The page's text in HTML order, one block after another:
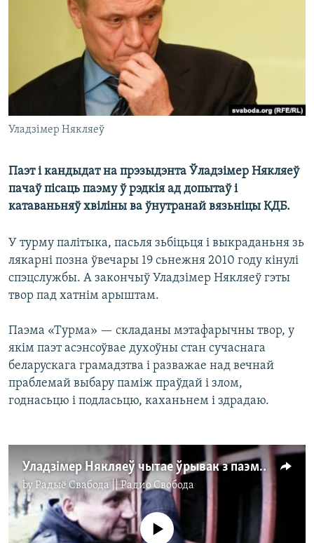
НА ХВАЛЯХ СВАБОДЫ
Уладзімер Някляеў
Паэт і кандыдат на прэзыдэнта Ўладзімер Някляеў
пачаў пісаць паэму ў рэдкія ад допытаў і
катаваньняў хвіліны ва ўнутранай вязьніцы КДБ.
У турму палітыка, пасьля зьбіцьця і выкраданьня зь
лякарні позна ўвечары 19 сьнежня 2010 году кінулі
спэцслужбы. А закончыў Уладзімер Някляеў гэты
твор пад хатнім арыштам.
Паэма «Турма» — складаны мэтафарычны твор, у
якім паэт асэнсоўвае духоўны стан сучаснага
беларускага грамадзтва і разважае над вечнай
праблемай выбару паміж праўдай і злом,
годнасьцю і подласьцю, каханьнем і здрадаю.
Уладзімер Някляеў чытае ўрывак з паэмы «Турма»
byРадыё Свабода || Радио Свобода
No media source currently available